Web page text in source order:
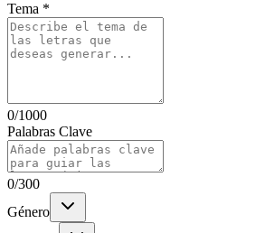
Tema *
0/1000
Palabras Clave
0/300
Género